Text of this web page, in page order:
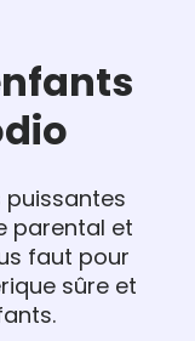
puissantes
parental et
faut pour
sûre et